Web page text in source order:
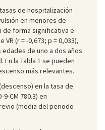
de hospitalización
en menores de
de forma significativa e
(r = -0,673; p = 0,033),
de uno a dos años
la Tabla 1 se pueden
más relevantes.
en la tasa de
CM 780.3) en
(media del periodo